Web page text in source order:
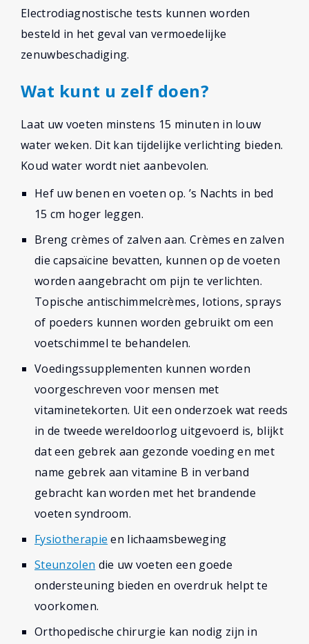
Electrodiagnostische tests kunnen worden
besteld in het geval van vermoedelijke
zenuwbeschadiging.
Wat kunt u zelf doen?
Laat uw voeten minstens 15 minuten in louw
water weken. Dit kan tijdelijke verlichting bieden.
Koud water wordt niet aanbevolen.
Hef uw benen en voeten op. ’s Nachts in bed
15 cm hoger leggen.
Breng crèmes of zalven aan. Crèmes en zalven
die capsaïcine bevatten, kunnen op de voeten
worden aangebracht om pijn te verlichten.
Topische antischimmelcrèmes, lotions, sprays
of poeders kunnen worden gebruikt om een
voetschimmel te behandelen.
Voedingssupplementen kunnen worden
voorgeschreven voor mensen met
vitaminetekorten. Uit een onderzoek wat reeds
in de tweede wereldoorlog uitgevoerd is, blijkt
dat een gebrek aan gezonde voeding en met
name gebrek aan vitamine B in verband
gebracht kan worden met het brandende
voeten syndroom.
Fysiotherapie en lichaamsbeweging
Steunzolen die uw voeten een goede
ondersteuning bieden en overdruk helpt te
voorkomen.
Orthopedische chirurgie kan nodig zijn in